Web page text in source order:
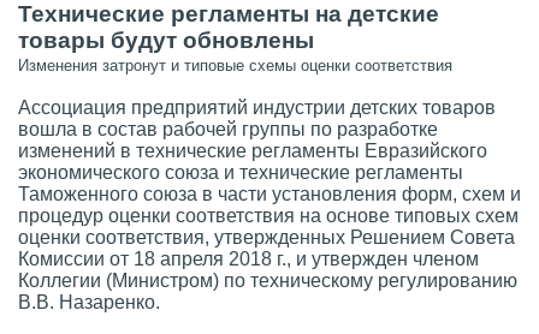
Технические регламенты на детские
товары будут обновлены
Изменения затронут и типовые схемы оценки соответствия
Ассоциация предприятий индустрии детских товаров
вошла в состав рабочей группы по разработке
изменений в технические регламенты Евразийского
экономического союза и технические регламенты
Таможенного союза в части установления форм, схем и
процедур оценки соответствия на основе типовых схем
оценки соответствия, утвержденных Решением Совета
Комиссии от 18 апреля 2018 г., и утвержден членом
Коллегии (Министром) по техническому регулированию
В.В. Назаренко.